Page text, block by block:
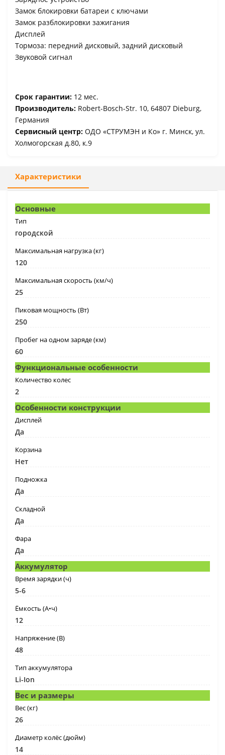
Замок блокировки батареи с ключами
Замок разблокировки зажигания
Дисплей
Тормоза: передний дисковый, задний дисковый
Звуковой сигнал
Срок гарантии: 12 мес.
Производитель: Robert-Bosch-Str. 10, 64807 Dieburg,
Германия
Сервисный центр: ОДО «СТРУМЭН и Ко» г. Минск, ул.
Холмогорская д.80, к.9
Характеристики
Основные
Тип
городской
Максимальная нагрузка (кг)
120
Максимальная скорость (км/ч)
25
Пиковая мощность (Вт)
250
Пробег на одном заряде (км)
60
Функциональные особенности
Количество колес
2
Особенности конструкции
Дисплей
Да
Корзина
Нет
Подножка
Да
Складной
Да
Фара
Да
Аккумулятор
Время зарядки (ч)
5-6
Ёмкость (А•ч)
12
Напряжение (В)
48
Тип аккумулятора
Li-Ion
Вес и размеры
Вес (кг)
26
Диаметр колёс (дюйм)
14